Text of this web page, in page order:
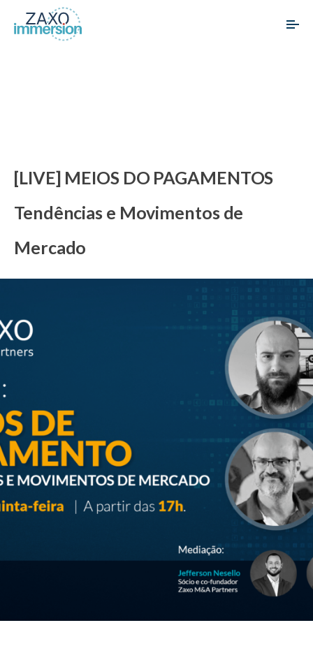
[LIVE] MEIOS DO PAGAMENTOS
Tendências e Movimentos de
Mercado